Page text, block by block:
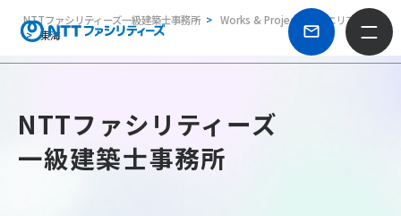
NTTファシリティーズ一級建築士事務所 Works & Projects
エリア別
東海
NTTファシリティーズ
一級建築士事務所